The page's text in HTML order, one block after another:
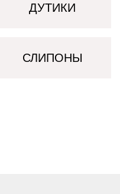
ДУТИКИ
СЛИПОНЫ